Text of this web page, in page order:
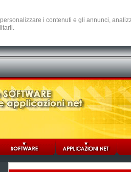
i contenuti e gli annunci,